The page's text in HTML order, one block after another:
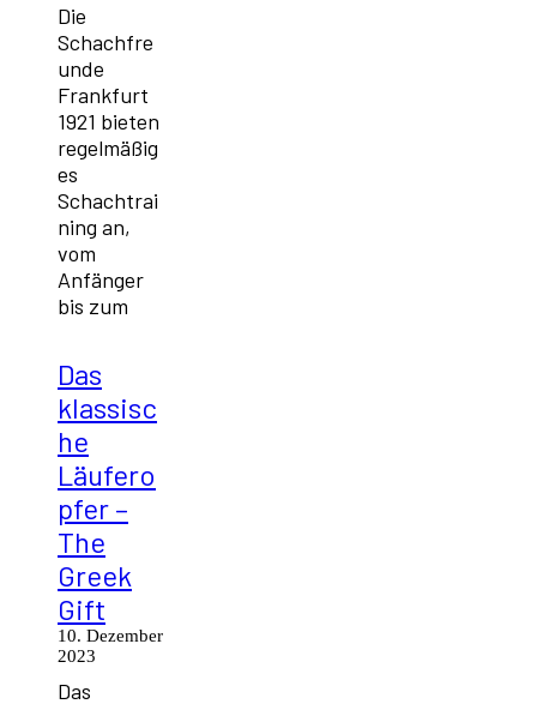
Die
Schachfre
unde
Frankfurt
1921 bieten
regelmäßig
es
Schachtrai
ning an,
vom
Anfänger
bis zum
Das
klassisc
he
Läufero
pfer –
The
Greek
Gift
10. Dezember
2023
Das